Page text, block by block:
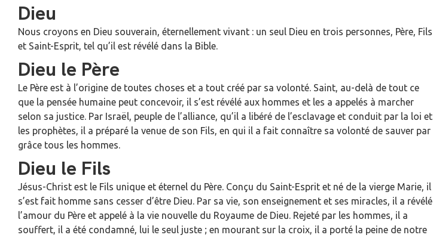
Dieu
Nous croyons en Dieu souverain, éternellement vivant : un seul Dieu en trois personnes, Père, Fils
et Saint-Esprit, tel qu’il est révélé dans la Bible.
Dieu le Père
Le Père est à l’origine de toutes choses et a tout créé par sa volonté. Saint, au-delà de tout ce
que la pensée humaine peut concevoir, il s’est révélé aux hommes et les a appelés à marcher
selon sa justice. Par Israël, peuple de l’alliance, qu’il a libéré de l’esclavage et conduit par la loi et
les prophètes, il a préparé la venue de son Fils, en qui il a fait connaître sa volonté de sauver par
grâce tous les hommes.
Dieu le Fils
Jésus-Christ est le Fils unique et éternel du Père. Conçu du Saint-Esprit et né de la vierge Marie, il
s’est fait homme sans cesser d’être Dieu. Par sa vie, son enseignement et ses miracles, il a révélé
l’amour du Père et appelé à la vie nouvelle du Royaume de Dieu. Rejeté par les hommes, il a
souffert, il a été condamné, lui le seul juste ; en mourant sur la croix, il a porté la peine de notre